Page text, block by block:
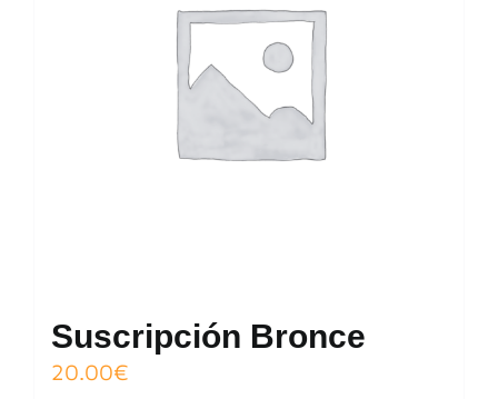
Suscripción Bronce
20.00€